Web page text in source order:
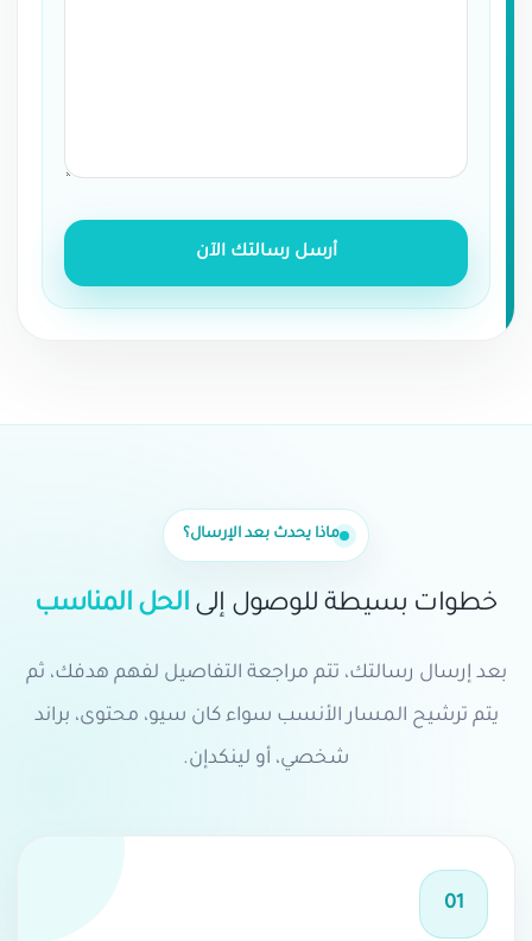
ماذا يحدث بعد الإرسال؟
خطوات بسيطة للوصول إلىالحل المناسب
بعد إرسال رسالتك، تتم مراجعة التفاصيل لفهم هدفك، ثم
يتم ترشيح المسار الأنسب سواء كان سيو، محتوى، براند
شخصي، أو لينكدإن.
01